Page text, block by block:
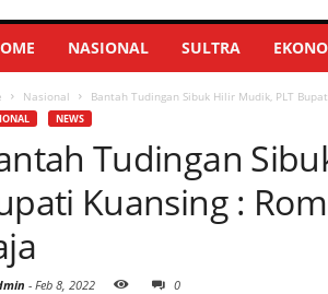
NASIONAL SULTRA
Nasional Bantah Tudingan Sibuk Hilir Mudik, PLT
NEWS
Tudingan
Kuansing :
- Feb 8, 2022 0